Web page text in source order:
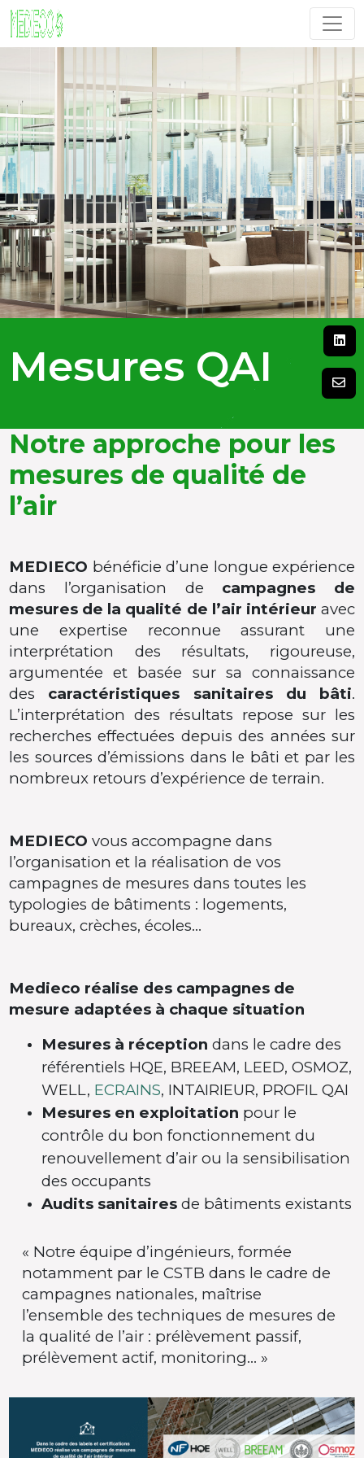
Mesures QAI
Notre approche pour les
mesures de qualité de
l’air
MEDIECO bénéficie d’une longue expérience
dans l’organisation de campagnes de
mesures de la qualité de l’air intérieur avec
une expertise reconnue assurant une
interprétation des résultats, rigoureuse,
argumentée et basée sur sa connaissance
des caractéristiques sanitaires du bâti.
L’interprétation des résultats repose sur les
recherches effectuées depuis des années sur
les sources d’émissions dans le bâti et par les
nombreux retours d’expérience de terrain.
MEDIECO vous accompagne dans
l’organisation et la réalisation de vos
campagnes de mesures dans toutes les
typologies de bâtiments : logements,
bureaux, crèches, écoles…
Medieco réalise des campagnes de
mesure adaptées à chaque situation
Mesures à réception dans le cadre des
référentiels HQE, BREEAM, LEED, OSMOZ,
WELL, ECRAINS, INTAIRIEUR, PROFIL QAI
Mesures en exploitation pour le
contrôle du bon fonctionnement du
renouvellement d’air ou la sensibilisation
des occupants
Audits sanitaires de bâtiments existants
« Notre équipe d’ingénieurs, formée
notamment par le CSTB dans le cadre de
campagnes nationales, maîtrise
l’ensemble des techniques de mesures de
la qualité de l’air : prélèvement passif,
prélèvement actif, monitoring… »